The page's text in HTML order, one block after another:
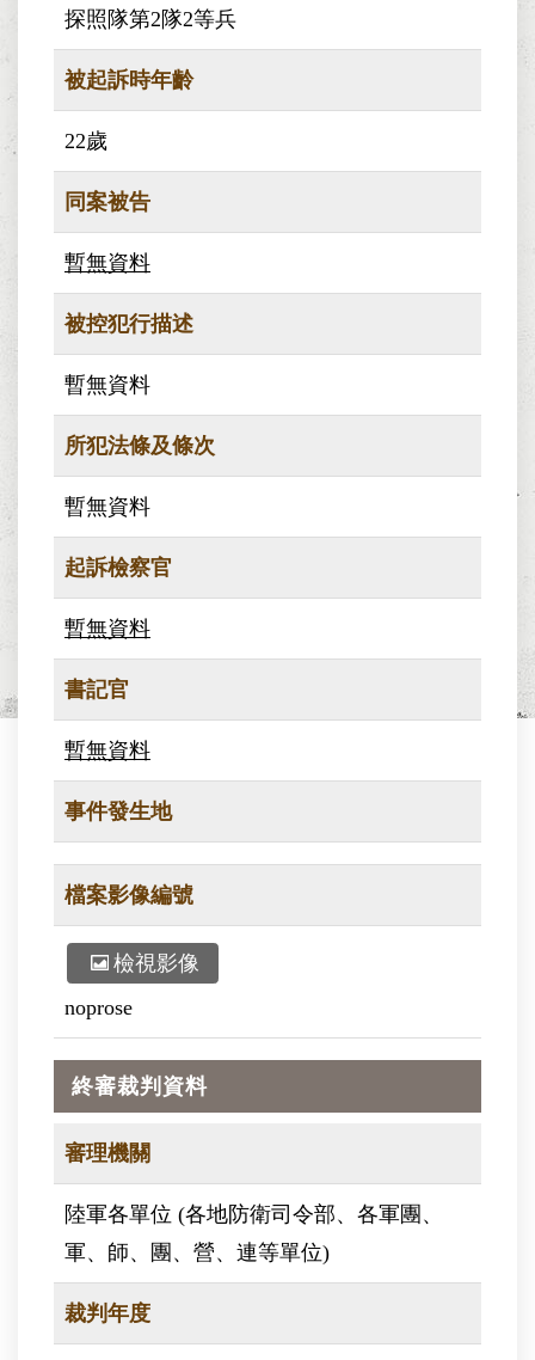
探照隊第2隊2等兵
被起訴時年齡
22歲
同案被告
暫無資料
被控犯行描述
暫無資料
所犯法條及條次
暫無資料
起訴檢察官
暫無資料
書記官
暫無資料
事件發生地
檔案影像編號
檢視影像
noprose
終審裁判資料
審理機關
陸軍各單位 (各地防衛司令部、各軍團、
軍、師、團、營、連等單位)
裁判年度